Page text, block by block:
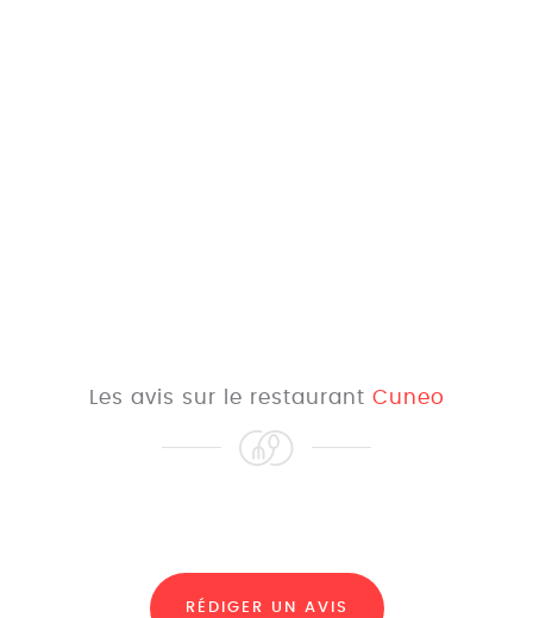
Les avis sur le restaurant Cuneo
RÉDIGER UN AVIS